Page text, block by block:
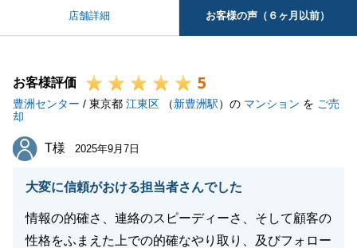
店舗詳細 お客様の声（６ヶ月以前）
お客様評価 5
豊洲センター / 東京都 江東区 （新豊洲駅）の マンション を ご売
却
T様
T様 2025年9月7日
大変に信頼がおける担当者さんでした
情報の的確さ、連絡のスピーディーさ、そして顧客の
性格をふまえた上での的確なやり取り、及びフォロー